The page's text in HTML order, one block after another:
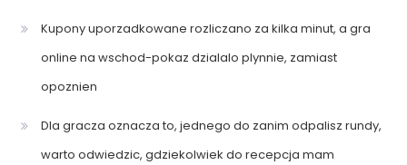
Kupony uporzadkowane rozliczano za kilka minut, a gra
online na wschod-pokaz dzialalo plynnie, zamiast
opoznien
Dla gracza oznacza to, jednego do zanim odpalisz rundy,
warto odwiedzic, gdziekolwiek do recepcja mam